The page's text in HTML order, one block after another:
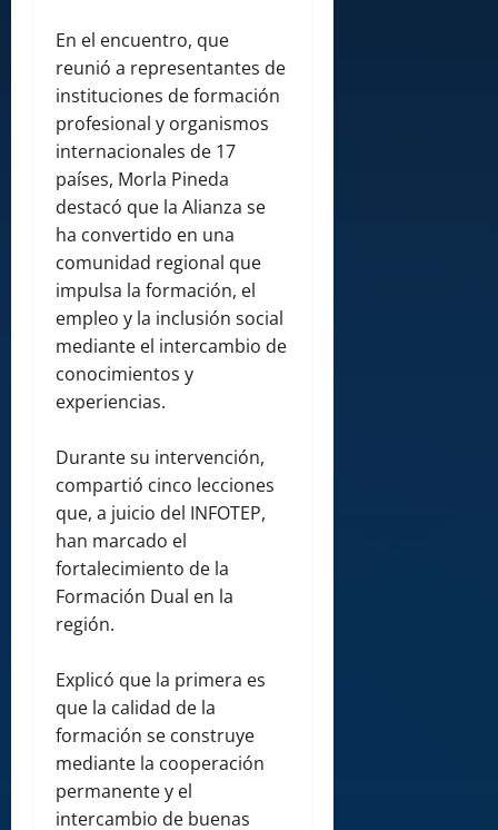
En el encuentro, que
reunió a representantes de
instituciones de formación
profesional y organismos
internacionales de 17
países, Morla Pineda
destacó que la Alianza se
ha convertido en una
comunidad regional que
impulsa la formación, el
empleo y la inclusión social
mediante el intercambio de
conocimientos y
experiencias.
Durante su intervención,
compartió cinco lecciones
que, a juicio del INFOTEP,
han marcado el
fortalecimiento de la
Formación Dual en la
región.
Explicó que la primera es
que la calidad de la
formación se construye
mediante la cooperación
permanente y el
intercambio de buenas